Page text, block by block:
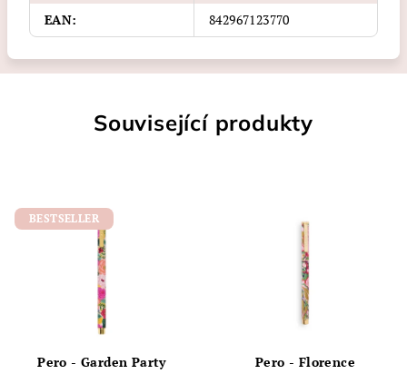
EAN: 842967123770
Související produkty
BESTSELLER
Pero - Garden Party Pero - Florence